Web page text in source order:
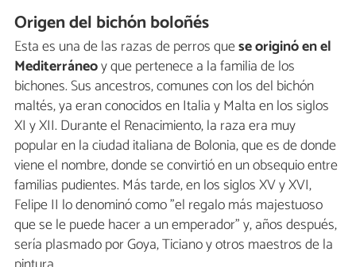
Origen del bichón boloñés
Esta es una de las razas de perros quese originó en el
Mediterráneoy que pertenece a la familia de los
bichones. Sus ancestros, comunes con los del bichón
maltés, ya eran conocidos en Italia y Malta en los siglos
XI y XII. Durante el Renacimiento, la raza era muy
popular en la ciudad italiana de Bolonia, que es de donde
viene el nombre, donde se convirtió en un obsequio entre
familias pudientes. Más tarde, en los siglos XV y XVI,
Felipe II lo denominó como "el regalo más majestuoso
que se le puede hacer a un emperador” y, años después,
sería plasmado por Goya, Ticiano y otros maestros de la